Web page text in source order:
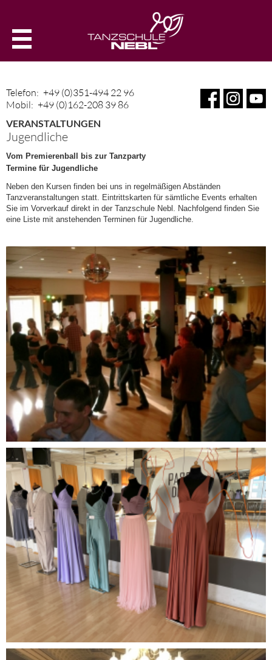
Telefon: +49 (0)351-494 22 96
Mobil: +49 (0)162-208 39 86
VERANSTALTUNGEN
Jugendliche
Vom Premierenball bis zur Tanzparty
Termine für Jugendliche
Neben den Kursen finden bei uns in regelmäßigen Abständen
Tanzveranstaltungen statt. Eintrittskarten für sämtliche Events erhalten
Sie im Vorverkauf direkt in der Tanzschule Nebl. Nachfolgend finden Sie
eine Liste mit anstehenden Terminen für Jugendliche.